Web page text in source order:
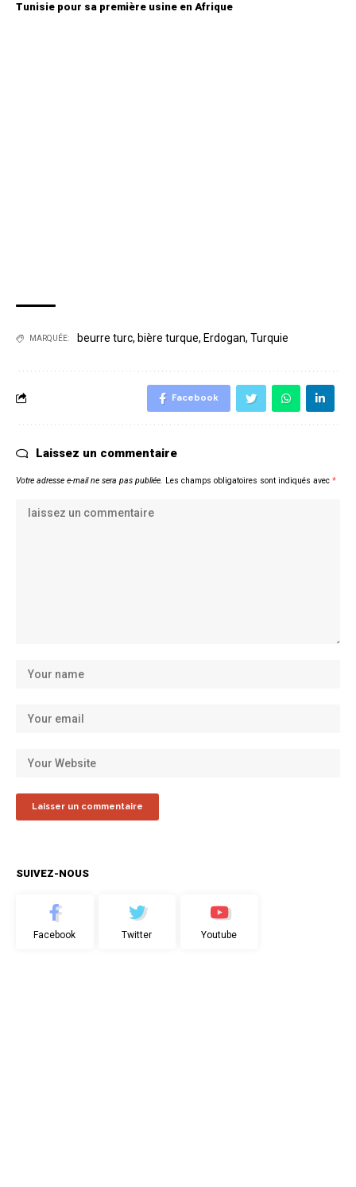
Tunisie pour sa première usine en Afrique
MARQUÉE: beurre turc, bière turque, Erdogan, Turquie
Facebook
Laissez un commentaire
Votre adresse e-mail ne sera pas publiée. Les champs obligatoires sont indiqués avec *
SUIVEZ-NOUS
Facebook Twitter Youtube